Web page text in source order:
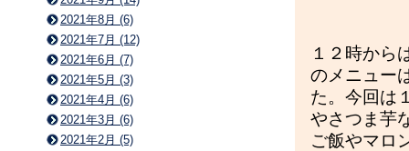
１２時から
のメニュー
た。今回は
やさつま芋
ご飯やマロ
2021年8月 (6)
2021年7月 (12)
2021年6月 (7)
2021年5月 (3)
2021年4月 (6)
2021年3月 (6)
2021年2月 (5)